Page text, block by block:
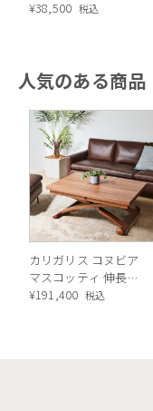
¥38,500 税込
人気のある商品
カリガリス コヌビア
マスコッティ 伸長・
昇降式テーブル ／
¥191,400 税込